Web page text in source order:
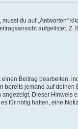
du auf „Antworten“
aufgelistet. Z.
Beitrag bearbeiten,
jemand auf
Dieser Hinweis
für nötig halten, eine